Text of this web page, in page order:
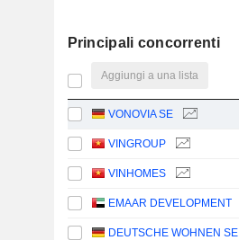
Principali concorrenti
Aggiungi a una lista
VONOVIA SE
VINGROUP
VINHOMES
EMAAR DEVELOPMENT
DEUTSCHE WOHNEN SE